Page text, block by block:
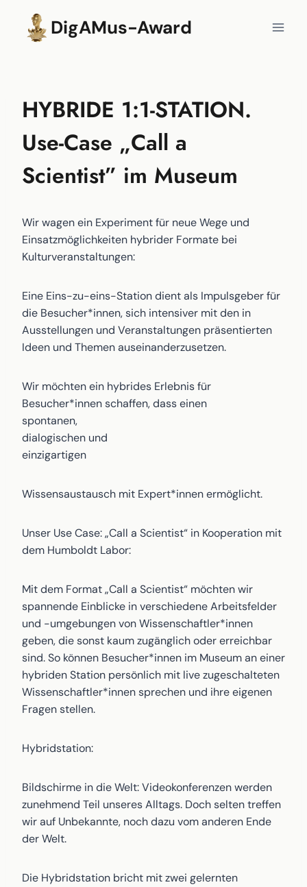
springen
DigAMus-Award
HYBRIDE 1:1-STATION.
Use-Case „Call a
Scientist” im Museum
Wir wagen ein Experiment für neue Wege und
Einsatzmöglichkeiten hybrider Formate bei
Kulturveranstaltungen:
Eine Eins-zu-eins-Station dient als Impulsgeber für
die Besucher*innen, sich intensiver mit den in
Ausstellungen und Veranstaltungen präsentierten
Ideen und Themen auseinanderzusetzen.
Wir möchten ein hybrides Erlebnis für
Besucher*innen schaffen, dass einen
spontanen,
dialogischen und
einzigartigen
Wissensaustausch mit Expert*innen ermöglicht.
Unser Use Case: „Call a Scientist“ in Kooperation mit
dem Humboldt Labor:
Mit dem Format „Call a Scientist“ möchten wir
spannende Einblicke in verschiedene Arbeitsfelder
und -umgebungen von Wissenschaftler*innen
geben, die sonst kaum zugänglich oder erreichbar
sind. So können Besucher*innen im Museum an einer
hybriden Station persönlich mit live zugeschalteten
Wissenschaftler*innen sprechen und ihre eigenen
Fragen stellen.
Hybridstation:
Bildschirme in die Welt: Videokonferenzen werden
zunehmend Teil unseres Alltags. Doch selten treffen
wir auf Unbekannte, noch dazu vom anderen Ende
der Welt.
Die Hybridstation bricht mit zwei gelernten